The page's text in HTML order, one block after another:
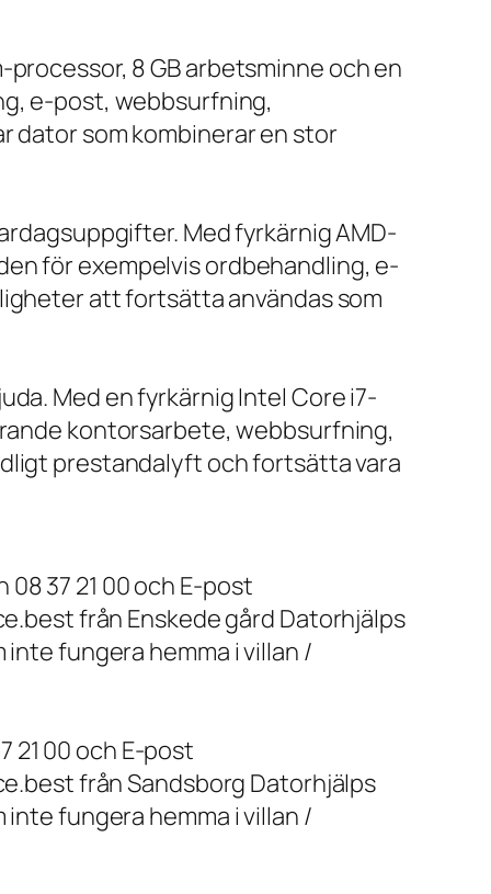
8 GB arbetsminne och en
e-post, webbsurfning,
dator som kombinerar en stor
Med fyrkärnig AMD-
för exempelvis ordbehandling, e-
att fortsätta användas som
Med en fyrkärnig Intel Core i7-
kontorsarbete, webbsurfning,
prestandalyft och fortsätta vara
37 21 00 och E-post
från Enskede gård Datorhjälps
fungera hemma i villan /
21 00 och E-post
från Sandsborg Datorhjälps
fungera hemma i villan /